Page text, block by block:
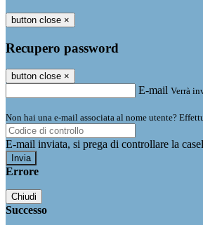
button close ×
Recupero password
button close ×
E-mail Verrà
Non hai una e-mail associata al nome utente?
E-mail inviata, si prega di controllare la
Errore
Chiudi
Successo